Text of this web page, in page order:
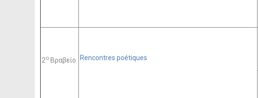
2οΒραβείο Rencontres poétiques